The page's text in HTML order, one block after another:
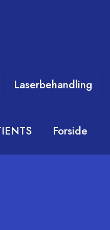
Laserbehandling
Forside